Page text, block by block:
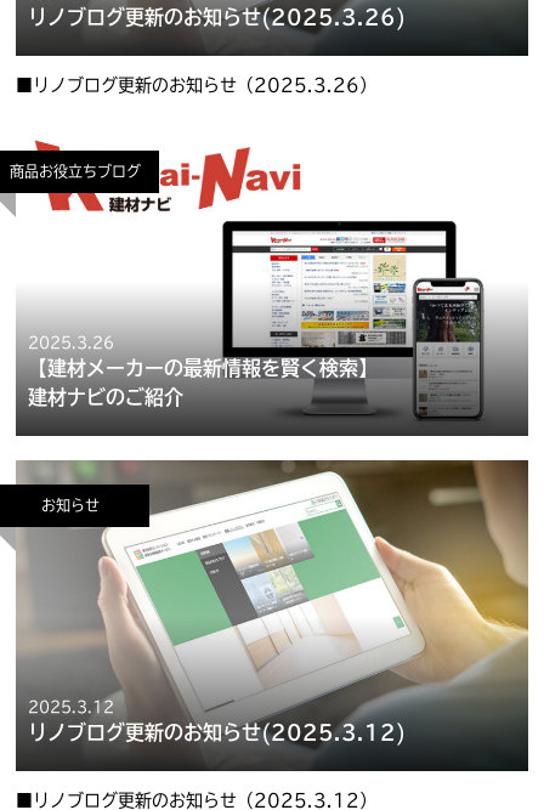
リノブログ更新のお知らせ(2025.3.26)
■リノブログ更新のお知らせ（2025.3.26）
2025.3.26
【建材メーカーの最新情報を賢く検索】
建材ナビのご紹介
商品お役立ちブログ
2025.3.12
リノブログ更新のお知らせ(2025.3.12)
お知らせ
■リノブログ更新のお知らせ（2025.3.12）